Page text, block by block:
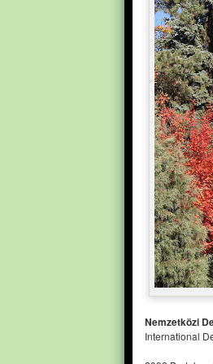
Nemzetközi
International